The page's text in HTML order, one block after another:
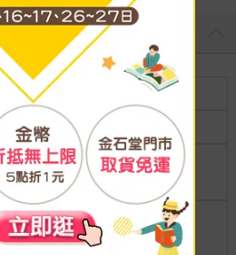
裝訂
紙本平裝
分級 普通級
商品規
格
18開17*23cm
適讀年
齡
7~10歲適讀